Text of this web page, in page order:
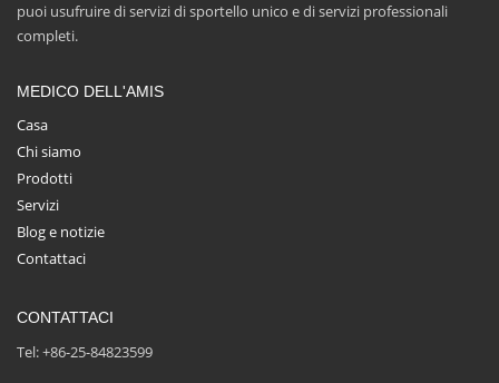
puoi usufruire di servizi di sportello unico e di servizi professionali
completi.
MEDICO DELL'AMIS
Casa
Chi siamo
Prodotti
Servizi
Blog e notizie
Contattaci
CONTATTACI
Tel: +86-25-84823599